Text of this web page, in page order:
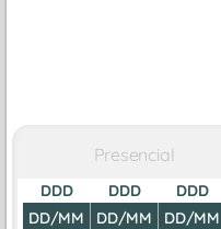
Presencial
DDD
DD/MM
DDD
DD/MM
DDD
DD/MM